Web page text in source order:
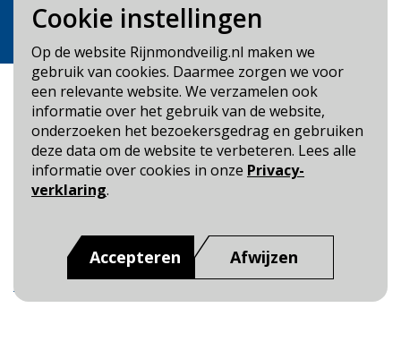
Cookie instellingen
Op de website Rijnmondveilig.nl maken we
gebruik van cookies. Daarmee zorgen we voor
een relevante website. We verzamelen ook
informatie over het gebruik van de website,
onderzoeken het bezoekersgedrag en gebruiken
deze data om de website te verbeteren. Lees alle
informatie over cookies in onze Privacy-
verklaring.
Accepteren Afwijzen
Veilig Leven?
Bel 0900-8387
Blijf op de hoogte
Dit is een website van :Veiligheidsregio Rotterdam-
Rijnmond